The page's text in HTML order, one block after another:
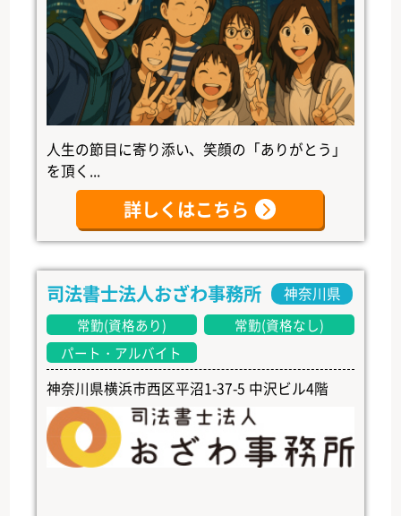
人生の節目に寄り添い、笑顔の「ありがとう」
を頂く...
詳しくはこちら
司法書士法人おざわ事務所 神奈川県
常勤(資格あり)
常勤(資格なし)
パート・アルバイト
神奈川県横浜市西区平沼1-37-5 中沢ビル4階